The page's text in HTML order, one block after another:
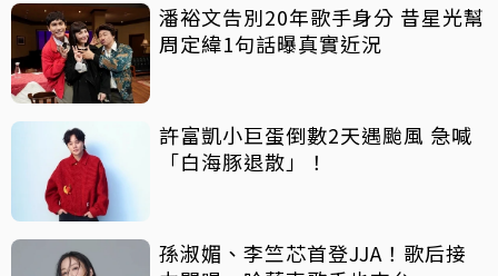
潘裕文告別20年歌手身分 昔星光幫
周定緯1句話曝真實近況
許富凱小巨蛋倒數2天遇颱風 急喊
「白海豚退散」！
孫淑媚、李竺芯首登JJA！歌后接